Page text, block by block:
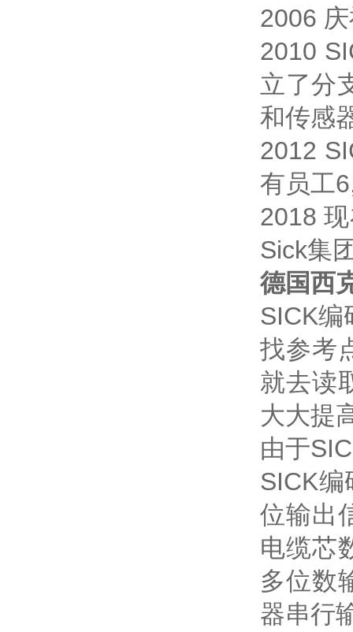
2006
2010
立了分
和传感
2012
有员工
2018
Sick集
德国西
SICK编
找参考
就去读
大大提
由于
SICK
位输出
电缆芯
多位数
器串行